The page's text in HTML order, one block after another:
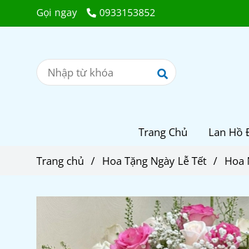
Gọi ngay 0933153852
Trang Chủ Lan Hồ
Trang chủ / Hoa Tặng Ngày Lễ Tết / Hoa